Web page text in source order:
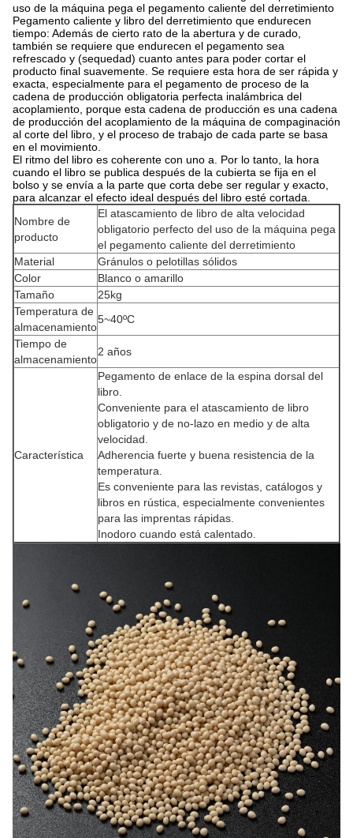
uso de la máquina pega el pegamento caliente del derretimiento
Pegamento caliente y libro del derretimiento que endurecen
tiempo: Además de cierto rato de la abertura y de curado,
también se requiere que endurecen el pegamento sea
refrescado y (sequedad) cuanto antes para poder cortar el
producto final suavemente. Se requiere esta hora de ser rápida y
exacta, especialmente para el pegamento de proceso de la
cadena de producción obligatoria perfecta inalámbrica del
acoplamiento, porque esta cadena de producción es una cadena
de producción del acoplamiento de la máquina de compaginación
al corte del libro, y el proceso de trabajo de cada parte se basa
en el movimiento.
El ritmo del libro es coherente con uno a. Por lo tanto, la hora
cuando el libro se publica después de la cubierta se fija en el
bolso y se envía a la parte que corta debe ser regular y exacto,
para alcanzar el efecto ideal después del libro esté cortada.
Nombre de
producto
El atascamiento de libro de alta velocidad
obligatorio perfecto del uso de la máquina pega
el pegamento caliente del derretimiento
Material
Gránulos o pelotillas sólidos
Color
Blanco o amarillo
Tamaño
25kg
Temperatura de
almacenamiento
5~40ºC
Tiempo de
almacenamiento
2 años
Característica
Pegamento de enlace de la espina dorsal del
libro.
Conveniente para el atascamiento de libro
obligatorio y de no-lazo en medio y de alta
velocidad.
Adherencia fuerte y buena resistencia de la
temperatura.
Es conveniente para las revistas, catálogos y
libros en rústica, especialmente convenientes
para las imprentas rápidas.
Inodoro cuando está calentado.